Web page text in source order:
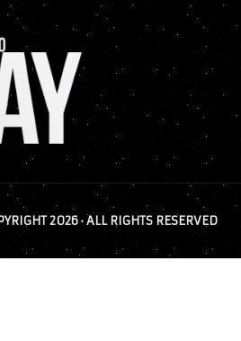
2026 · ALL RIGHTS RESERVED